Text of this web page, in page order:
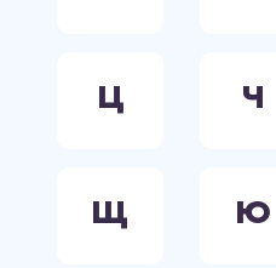
Ц Ч
Щ Ю